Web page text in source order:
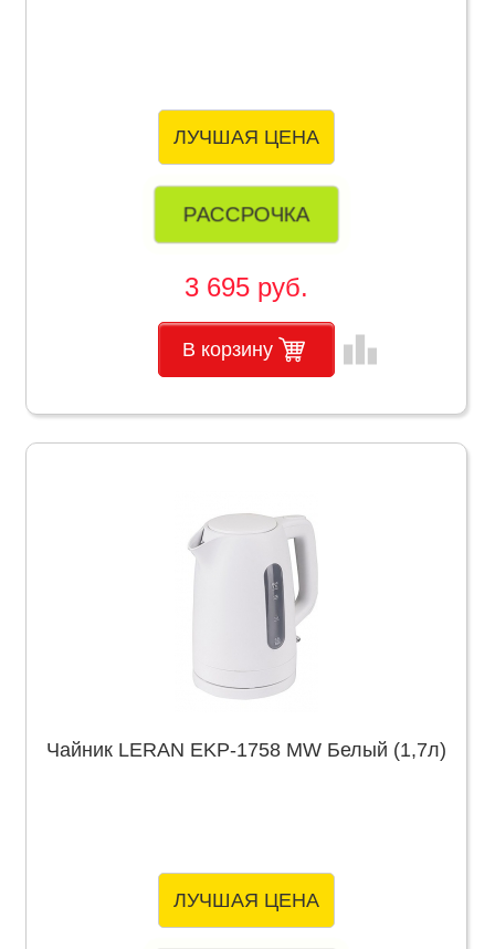
ЛУЧШАЯ ЦЕНА
РАССРОЧКА
3 695 руб.
В корзину leaderboard
Чайник LERAN EKP-1758 MW Белый (1,7л)
ЛУЧШАЯ ЦЕНА